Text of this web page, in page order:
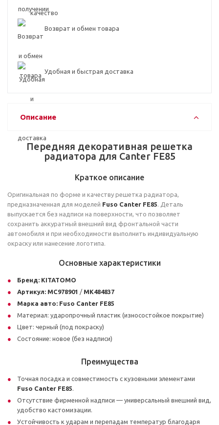
Возврат и обмен товара
Удобная и быстрая доставка
Описание
Передняя декоративная решетка
радиатора для Canter FE85
Краткое описание
Оригинальная по форме и качеству решетка радиатора,
предназначенная для моделей Fuso Canter FE85. Деталь
выпускается без надписи на поверхности, что позволяет
сохранить аккуратный внешний вид фронтальной части
автомобиля и при необходимости выполнить индивидуальную
окраску или нанесение логотипа.
Основные характеристики
Бренд: KITATOMO
Артикул: MC978901 / MK484837
Марка авто: Fuso Canter FE85
Материал: ударопрочный пластик (износостойкое покрытие)
Цвет: черный (под покраску)
Состояние: новое (без надписи)
Преимущества
Точная посадка и совместимость с кузовными элементами
Fuso Canter FE85.
Отсутствие фирменной надписи — универсальный внешний вид,
удобство кастомизации.
Устойчивость к ударам и перепадам температур благодаря